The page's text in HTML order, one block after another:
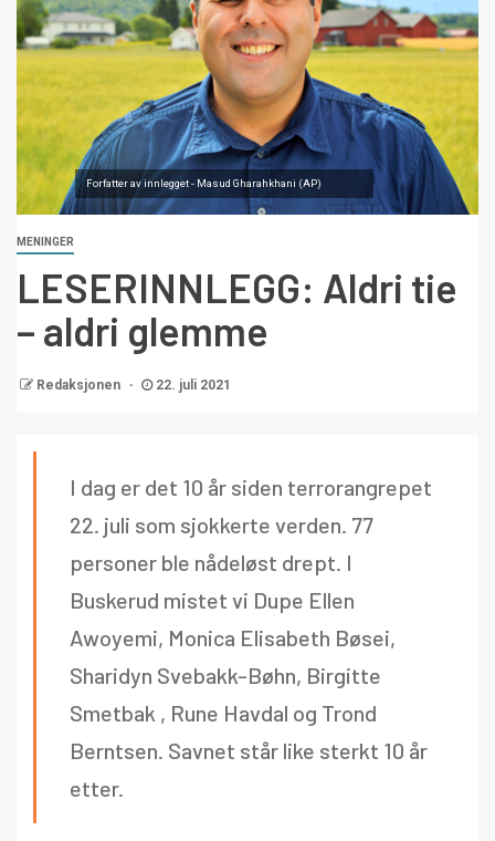
Forfatter av innlegget - Masud Gharahkhani (AP)
MENINGER
LESERINNLEGG: Aldri tie
– aldri glemme
Redaksjonen 22. juli 2021
I dag er det 10 år siden terrorangrepet
22. juli som sjokkerte verden. 77
personer ble nådeløst drept. I
Buskerud mistet vi Dupe Ellen
Awoyemi, Monica Elisabeth Bøsei,
Sharidyn Svebakk-Bøhn, Birgitte
Smetbak , Rune Havdal og Trond
Berntsen. Savnet står like sterkt 10 år
etter.